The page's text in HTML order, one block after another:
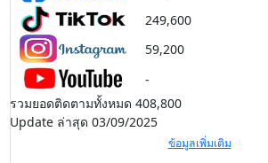
249,600
59,200
-
รวมยอดติดตามทั้งหมด 408,800
Update ล่าสุด 03/09/2025
ข้อมูลเพิ่มเติม